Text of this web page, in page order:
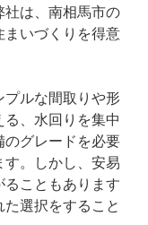
社は、南相馬市の
まいづくりを得意
プルな間取りや形
、水回りを集中
のグレードを必要
す。しかし、安易
ることもあります
選択をすること